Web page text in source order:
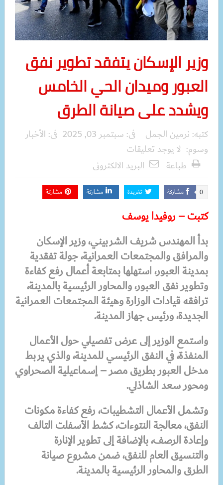
وزير الإسكان يتفقد تطوير نفق
العبور وميدان الحي الخامس
ويشدد على صيانة الطرق
كتبه: نرمين الجمل فى: سبتمبر 03, 2025 فى: الأخبار
وسوم: لا يوجد تعليقات
طباعة
البريد الالكترونى
مشاركة 0 تغريدة مشاركة مشاركة
كتبت – روفيدا يوسف
بدأ المهندس شريف الشربيني، وزير الإسكان
والمرافق والمجتمعات العمرانية، جولة تفقدية
بمدينة العبور، استهلها بمتابعة أعمال رفع كفاءة
وتطوير نفق العبور، والمحاور الرئيسية بالمدينة،
ترافقه قيادات الوزارة وهيئة المجتمعات العمرانية
الجديدة، ورئيس جهاز المدينة.
واستمع الوزير إلى عرض تفصيلي حول الأعمال
المنفذة، في النفق الرئيسي للمدينة، والذي يربط
مدخل العبور بطريق مصر – إسماعيلية الصحراوي
ومحور سعد الشاذلي.
وتشمل الأعمال التشطيبات، رفع كفاءة مكونات
النفق، معالجة النتوءات، كشط الأسفلت التالف
وإعادة الرصف، بالإضافة إلى تطوير الإنارة
والتنسيق العام للنفق، ضمن مشروع صيانة
الطرق والمحاور الرئيسية بالمدينة.